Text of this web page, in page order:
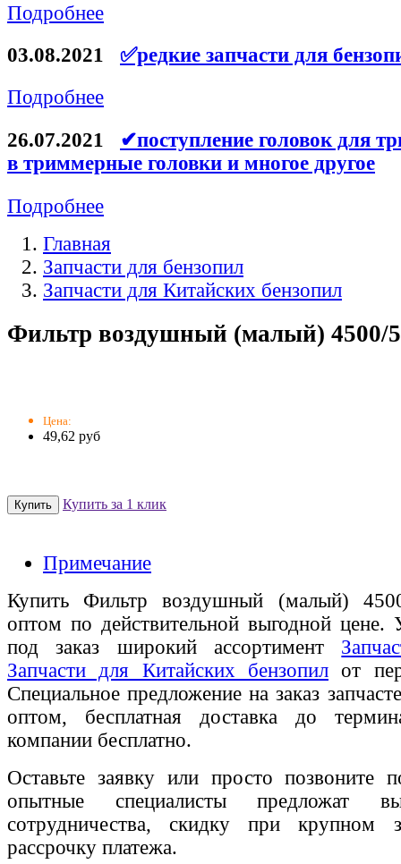
Ремни для электроинструмента
Подробнее
03.08.2021
✅редкие запчасти для
Подробнее
26.07.2021
✔поступление головок для
в триммерные головки и многое другое
Подробнее
Главная
Запчасти для бензопил
Запчасти для Китайских бензопил
Фильтр воздушный (малый) 4500/
Цена:
49,62 руб
Купить за 1 клик
Примечание
Купить Фильтр воздушный (малый)
оптом по действительной выгодной
под заказ широкий ассортимент
Запчасти для Китайских бензопил от
Специальное предложение на заказ
оптом, бесплатная доставка до
компании бесплатно.
Оставьте заявку или просто позвоните
опытные специалисты предложат
сотрудничества, скидку при крупном
рассрочку платежа.